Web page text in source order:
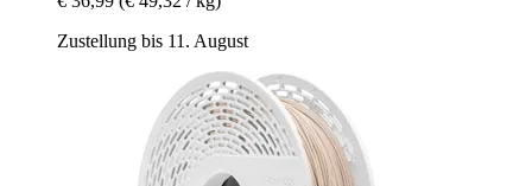
Zustellung bis 11. August